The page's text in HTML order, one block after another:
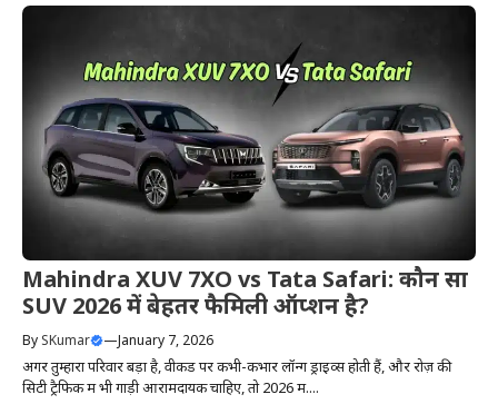
Mahindra XUV 7XO vs Tata Safari: कौन सा
SUV 2026 में बेहतर फैमिली ऑप्शन है?
By SKumar —January 7, 2026
अगर तुम्हारा परिवार बड़ा है, वीकेंड पर कभी-कभार लॉन्ग ड्राइव्स होती हैं, और रोज़ की
सिटी ट्रैफिक में भी गाड़ी आरामदायक चाहिए, तो 2026 में....